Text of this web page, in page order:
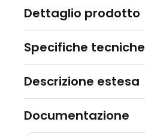
Dettaglio prodotto
Specifiche tecniche
Descrizione estesa
Documentazione